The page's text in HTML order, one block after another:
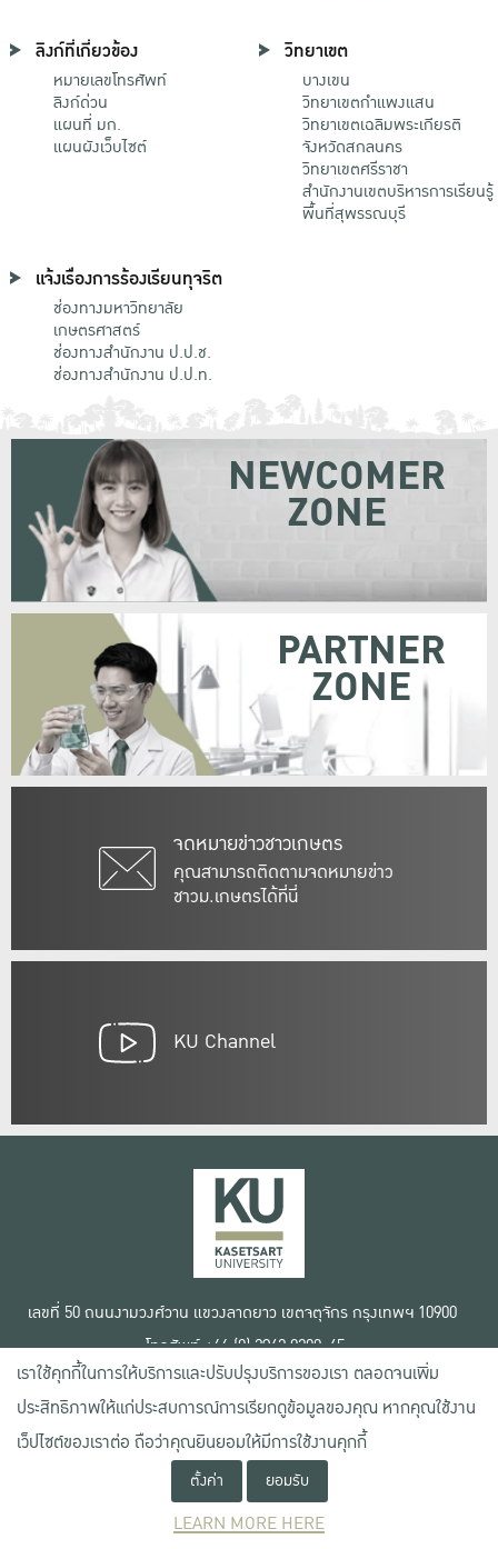
ลิงก์ที่เกี่ยวข้อง
หมายเลขโทรศัพท์
ลิงก์ด่วน
แผนที่ มก.
แผนผังเว็บไซต์
วิทยาเขต
บางเขน
วิทยาเขตกําแพงแสน
วิทยาเขตเฉลิมพระเกียรติ
จังหวัดสกลนคร
วิทยาเขตศรีราชา
สำนักงานเขตบริหารการเรียนรู้
พื้นที่สุพรรณบุรี
แจ้งเรื่องการร้องเรียนทุจริต
ช่องทางมหาวิทยาลัย
เกษตรศาสตร์
ช่องทางสำนักงาน ป.ป.ช.
ช่องทางสำนักงาน ป.ป.ท.
จดหมายข่าวชาวเกษตร
คุณสามารถติดตามจดหมายข่าว
ชาวม.เกษตรได้ที่นี่
NEWCOMER
ZONE
PARTNER
ZONE
KU Channel
เลขที่ 50 ถนนงามวงศ์วาน แขวงลาดยาว เขตจตุจักร กรุงเทพฯ 10900
โทรศัพท์ +66 (0) 2942 8200-45
สงวนลิขสิทธิ์ © 2020 มหาวิทยาลัยเกษตรศาสตร์
เงื่อนไขการใช้งานเว็บไซต์
ข้อตกลงด้านสิทธิ์ใช้งาน
นโยบายความเป็นส่วนตัว
เราใช้คุกกี้ในการให้บริการและปรับปรุงบริการของเรา ตลอดจนเพิ่ม
ประสิทธิภาพให้แก่ประสบการณ์การเรียกดูข้อมูลของคุณ หากคุณใช้งาน
เว็ปไซต์ของเราต่อ ถือว่าคุณยินยอมให้มีการใช้งานคุกกี้
ตั้งค่า ยอมรับ
LEARN MORE HERE